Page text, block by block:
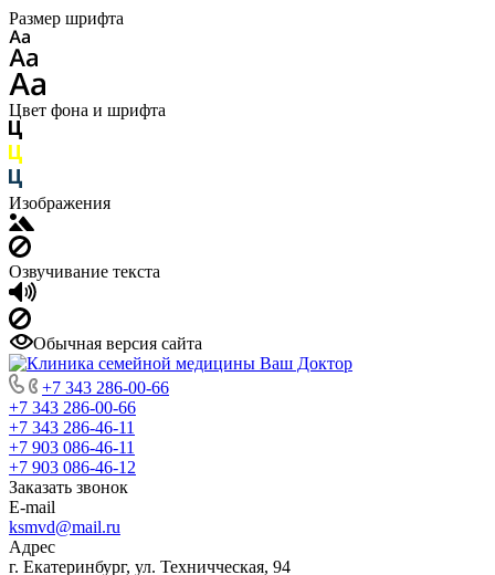
Размер шрифта
Цвет фона и шрифта
Изображения
Озвучивание текста
Обычная версия сайта
+7 343 286-00-66
+7 343 286-00-66
+7 343 286-46-11
+7 903 086-46-11
+7 903 086-46-12
Заказать звонок
E-mail
ksmvd@mail.ru
Адрес
г. Екатеринбург, ул. Техничческая, 94